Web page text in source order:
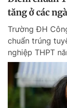
tăng ở các
Trường ĐH
chuẩn trúng
nghiệp THPT